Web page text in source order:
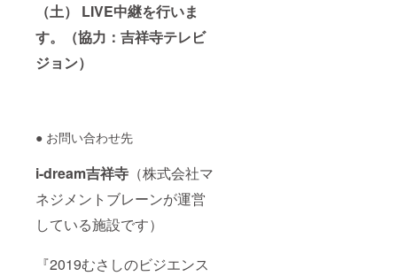
（土） LIVE中継を行いま
す。（協力：吉祥寺テレビ
ジョン）
● お問い合わせ先
i-dream吉祥寺 （株式会社マ
ネジメントブレーンが運営
している施設です）
『2019むさしのビジエンス